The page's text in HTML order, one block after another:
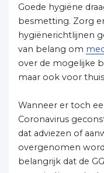
Goede hygiëne
besmetting. Zorg
hygiënerichtlijnen
van belang om
over de mogelijke
maar ook voor
Wanneer er toch
Coronavirus
dat adviezen of
overgenomen
belangrijk dat de